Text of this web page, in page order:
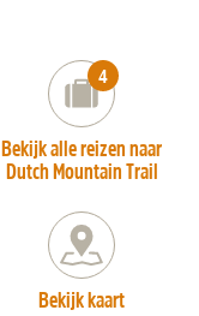
number_of_trips:
4
Bekijk alle reizen naar
Dutch Mountain Trail
Bekijk kaart